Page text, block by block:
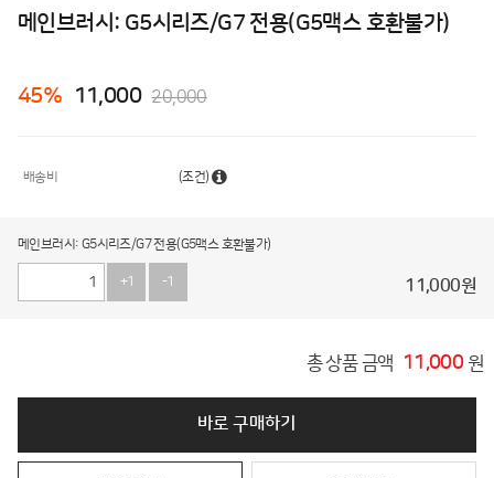
메인브러시: G5시리즈/G7 전용(G5맥스 호환불가)
45% 11,000 20,000
배송비 (조건)
메인브러시: G5시리즈/G7 전용(G5맥스 호환불가)
+1 -1 11,000원
총 상품 금액 11,000 원
바로 구매하기